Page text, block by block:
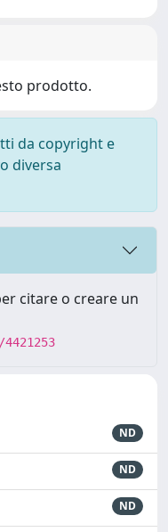
prodotto.
da copyright e
diversa
citare o creare un
ND
ND
ND